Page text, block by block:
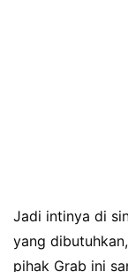
Jadi intinya di
yang
pihak Grab ini